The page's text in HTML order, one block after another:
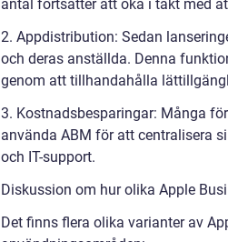
antal fortsätter att öka i takt med
2. Appdistribution: Sedan
och deras anställda. Denna
genom att tillhandahålla
3. Kostnadsbesparingar: Många
använda ABM för att centralisera
och IT-support.
Diskussion om hur olika Apple
Det finns flera olika varianter av